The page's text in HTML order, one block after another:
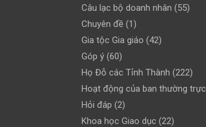
Câu lạc bộ doanh nhân (55)
Chuyên đề (1)
Gia tộc Gia giáo (42)
Góp ý (60)
Họ Đỗ các Tỉnh Thành (222)
Hoạt động của ban thường trực
Hỏi đáp (2)
Khoa học Giao dục (22)